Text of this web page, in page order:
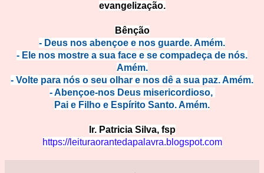
evangelização.
Bênção
- Deus nos abençoe e nos guarde. Amém.
- Ele nos mostre a sua face e se compadeça de nós.
Amém.
- Volte para nós o seu olhar e nos dê a sua paz. Amém.
- Abençoe-nos Deus misericordioso,
Pai e Filho e Espírito Santo. Amém.
Ir. Patricia Silva, fsp
https://leituraorantedapalavra.blogspot.com